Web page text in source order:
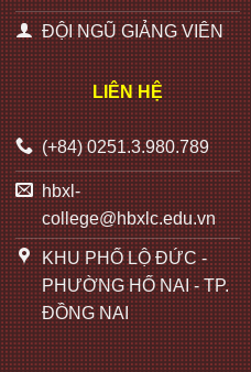
ĐỘI NGŨ GIẢNG VIÊN
LIÊN HỆ
(+84) 0251.3.980.789
hbxl-
college@hbxlc.edu.vn
KHU PHỐ LỘ ĐỨC -
PHƯỜNG HỐ NAI - TP.
ĐỒNG NAI